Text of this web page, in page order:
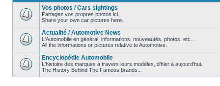
Vos photos / Cars sightings
Partagez vos propres photos ici.
Share your own car pictures here.
Actualité / Automotive News
L'Automobile en général: informations, nouveautés, photos, etc...
All the informations or pictures relative to Automotive.
Encyclopédie Automobile
L'histoire des marques à travers leurs modèles, d'hier à aujourd'hui.
The History Behind The Famous brands...